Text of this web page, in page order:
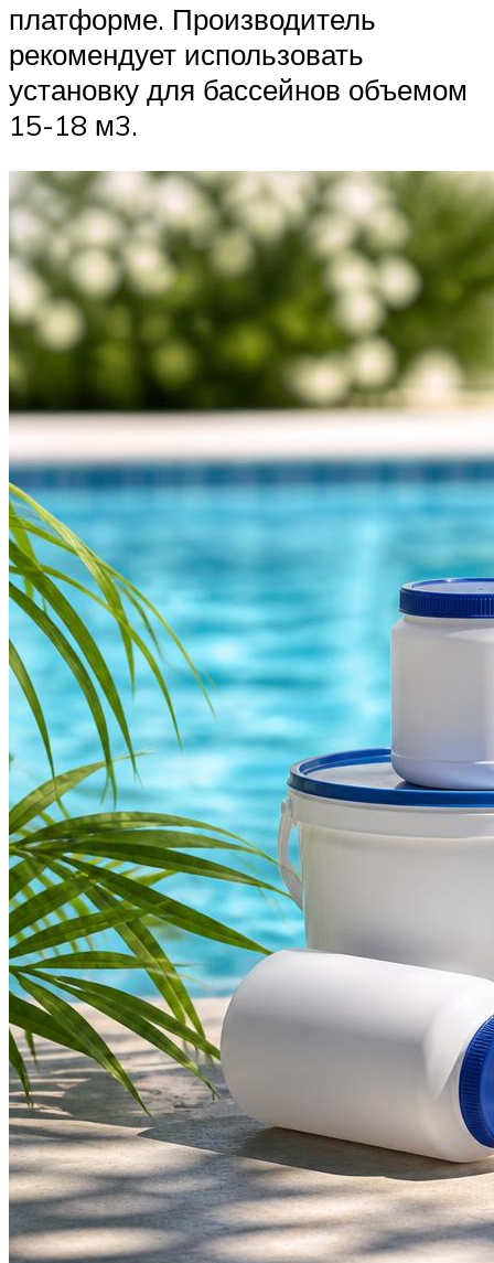
платформе. Производитель
рекомендует использовать
установку для бассейнов объемом
15-18 м3.